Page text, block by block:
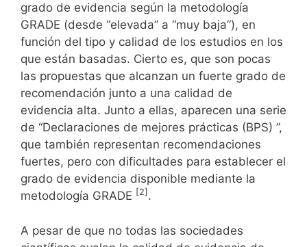
grado de evidencia según la metodología
GRADE (desde “elevada” a “muy baja”), en
función del tipo y calidad de los estudios en los
que están basadas. Cierto es, que son pocas
las propuestas que alcanzan un fuerte grado de
recomendación junto a una calidad de
evidencia alta. Junto a ellas, aparecen una serie
de “Declaraciones de mejores prácticas (BPS) ”,
que también representan recomendaciones
fuertes, pero con dificultades para establecer el
grado de evidencia disponible mediante la
metodología GRADE [2] .
A pesar de que no todas las sociedades